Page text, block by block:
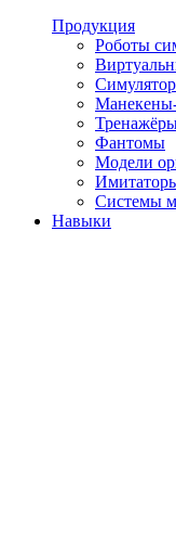
Продукция
Роботы
Фантомы
Модели
Системы
Навыки